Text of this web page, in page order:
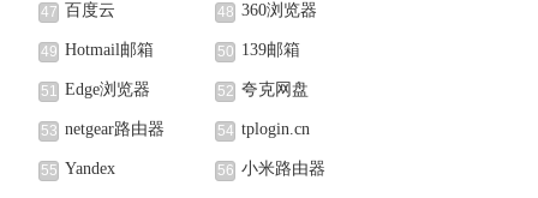
47 百度云 48 360浏览器
49 Hotmail邮箱 50 139邮箱
51 Edge浏览器 52 夸克网盘
53 netgear路由器 54 tplogin.cn
55 Yandex 56 小米路由器